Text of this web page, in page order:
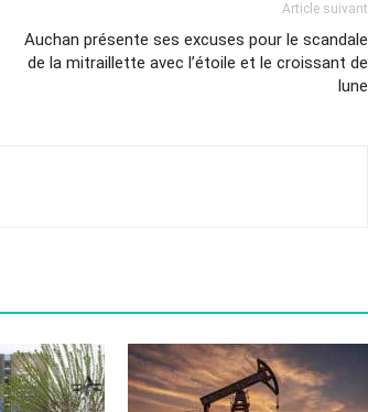
Article suivant
Auchan présente ses excuses pour le scandale
de la mitraillette avec l’étoile et le croissant de
lune